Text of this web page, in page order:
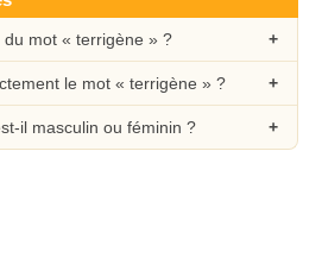
mot « terrigène » ?
le mot « terrigène » ?
il masculin ou féminin ?